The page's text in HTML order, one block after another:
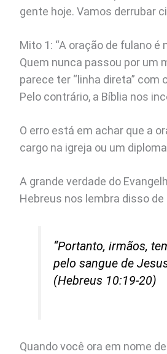
gente hoje. Vamos derrubar
Mito 1: “A oração de fulano é
Quem nunca passou por um
parece ter “linha direta” com
Pelo contrário, a Bíblia nos
O erro está em achar que a
cargo na igreja ou um
A grande verdade do
Hebreus nos lembra disso de
“Portanto, irmãos,
pelo sangue de
(Hebreus 10:19-20)
Quando você ora em nome